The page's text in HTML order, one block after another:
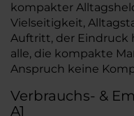
kompakter
Vielseitigkeit,
Auftritt, der Eindruck
alle, die kompakte
Anspruch keine
Verbrauchs- &
A1